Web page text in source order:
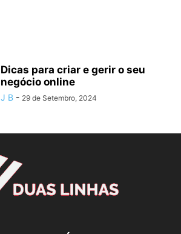
Dicas para criar e gerir o seu
negócio online
J B - 29 de Setembro, 2024